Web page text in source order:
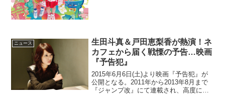
ニュース
生田斗真＆戸田恵梨香が熱演！ネ
カフェから届く戦慄の予告…映画
『予告犯』
2015年6月6日(土)より映画『予告犯』が
公開となる。2011年から2013年8月まで
『ジャンプ改』にて連載され、高度に情